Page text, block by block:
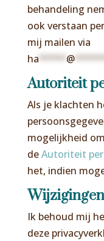
behandeling
ook verstaan
mij mailen via
ha ***** @
Autoriteit
Als je klachten
mogelijkheid
deAutoriteit
het, indien
Wijzigingen
Ik behoud mij
deze